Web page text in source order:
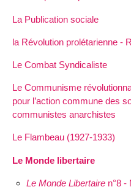
La Publication sociale
la Révolution prolétarienne -
Le Combat Syndicaliste
Le Communisme
pour l’action commune des
communistes anarchistes
Le Flambeau (1927-1933)
Le Monde libertaire
Le Monde Libertairen°8 -